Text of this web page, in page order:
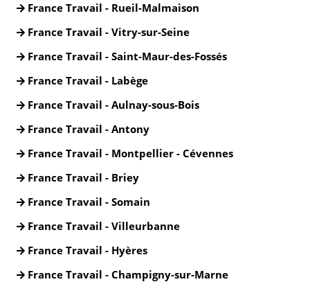
France Travail - Rueil-Malmaison
France Travail - Vitry-sur-Seine
France Travail - Saint-Maur-des-Fossés
France Travail - Labège
France Travail - Aulnay-sous-Bois
France Travail - Antony
France Travail - Montpellier - Cévennes
France Travail - Briey
France Travail - Somain
France Travail - Villeurbanne
France Travail - Hyères
France Travail - Champigny-sur-Marne